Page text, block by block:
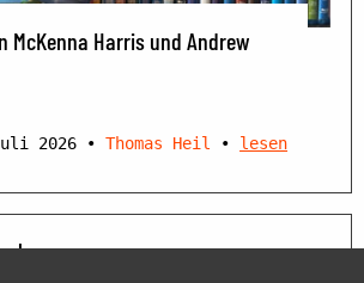
McKenna Harris und Andrew
2026 • Thomas Heil • lesen